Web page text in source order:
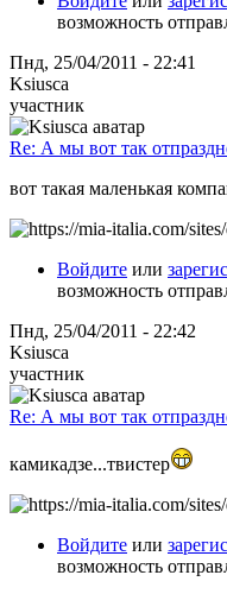
возможность
Пнд, 25/04/2011 - 22:41
Ksiusca
участник
Re: А мы вот так
вот такая маленькая
Войдите или
возможность
Пнд, 25/04/2011 - 22:42
Ksiusca
участник
Re: А мы вот так
камикадзе...твистер
Войдите или
возможность